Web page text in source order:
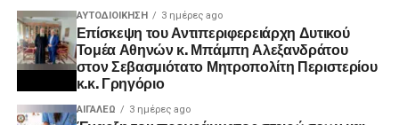
ΑΥΤΟΔΙΟΊΚΗΣΗ 3 ημέρες ago
Επίσκεψη του Αντιπεριφερειάρχη Δυτικού
Τομέα Αθηνών κ. Μπάμπη Αλεξανδράτου
στον Σεβασμιότατο Μητροπολίτη Περιστερίου
κ.κ. Γρηγόριο
ΑΙΓΑΛΕΩ 3 ημέρες ago